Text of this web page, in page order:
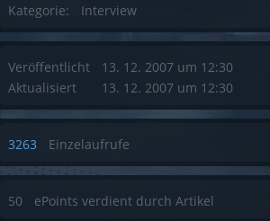
Kategorie: Interview
Veröffentlicht
Aktualisiert
13. 12. 2007 um 12:30
13. 12. 2007 um 12:30
3263 Einzelaufrufe
50 ePoints verdient durch Artikel